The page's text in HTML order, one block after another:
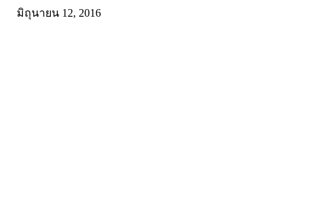
มิถุนายน 12, 2016